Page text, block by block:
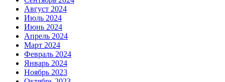
Август 2024
Июль 2024
Июнь 2024
Апрель 2024
Март 2024
Февраль 2024
Январь 2024
Ноябрь 2023